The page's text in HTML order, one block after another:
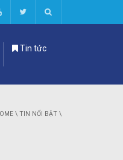
Tin tức
\ TIN NỔI BẬT \